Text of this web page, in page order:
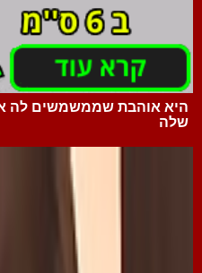
היא אוהבת שממשמשים לה
שלה